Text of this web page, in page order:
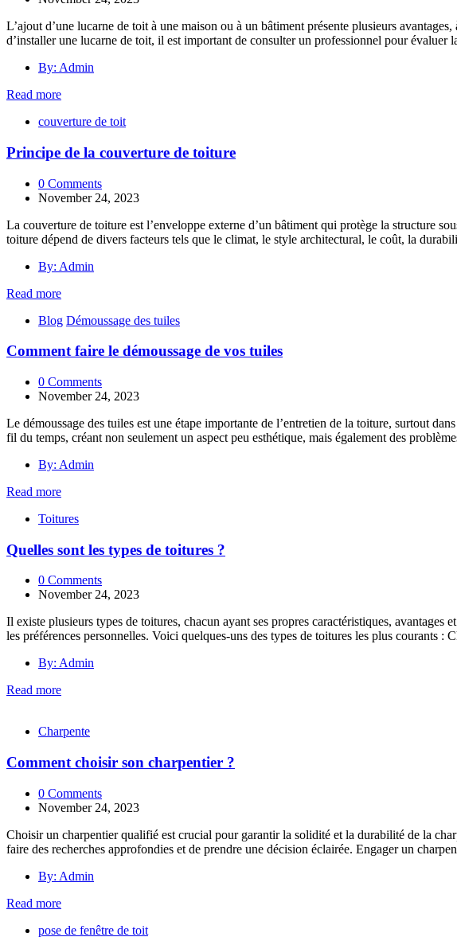
L’ajout d’une lucarne de toit à une maison ou à un bâtiment présente plusieurs
d’installer une lucarne de toit, il est important de consulter un professionnel pour
By: Admin
Read more
couverture de toit
Principe de la couverture de toiture
0 Comments
November 24, 2023
La couverture de toiture est l’enveloppe externe d’un bâtiment qui protège la structure
toiture dépend de divers facteurs tels que le climat, le style architectural, le coût, la
By: Admin
Read more
Blog Démoussage des tuiles
Comment faire le démoussage de vos tuiles
0 Comments
November 24, 2023
Le démoussage des tuiles est une étape importante de l’entretien de la toiture, surtout
fil du temps, créant non seulement un aspect peu esthétique, mais également des
By: Admin
Read more
Toitures
Quelles sont les types de toitures ?
0 Comments
November 24, 2023
Il existe plusieurs types de toitures, chacun ayant ses propres caractéristiques,
les préférences personnelles. Voici quelques-uns des types de toitures les plus courants :
By: Admin
Read more
Charpente
Comment choisir son charpentier ?
0 Comments
November 24, 2023
Choisir un charpentier qualifié est crucial pour garantir la solidité et la durabilité de la
faire des recherches approfondies et de prendre une décision éclairée. Engager un
By: Admin
Read more
pose de fenêtre de toit